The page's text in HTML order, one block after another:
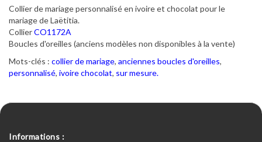
Collier de mariage personnalisé en ivoire et chocolat pour le
mariage de Laëtitia.
CollierCO1172A
Boucles d'oreilles (anciens modèles non disponibles à la vente)
Mots-clés : collier de mariage, anciennes boucles d'oreilles,
personnalisé, ivoire chocolat, sur mesure.
Informations :